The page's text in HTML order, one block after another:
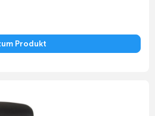
Produkt